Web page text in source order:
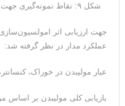
شکل ۹: نقاط نمونه‌گیری جهت بررسی اثر تزریق امولسیون گازوئیل
جهت ارزیابی اثر
عملکرد مدار در نظر گرفته شد:
عیار مولیبدن در خوراک،
بازیابی کلی مولیبدن بر اساس